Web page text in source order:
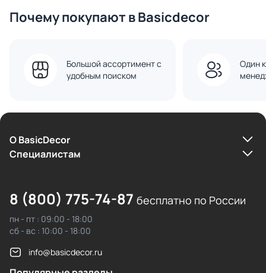
Почему покупают в Basicdecor
Большой ассортимент с
удобным поиском
Один
О BasicDecor
Cпециалистам
8 (800) 775-74-87 бесплатно по России
пн - пт : 09:00 - 18:00
сб - вс : 10:00 - 18:00
info@basicdecor.ru